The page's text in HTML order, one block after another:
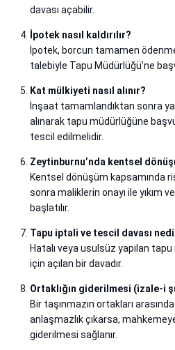
davası açabilir.
İpotek nasıl kaldırılır?
İpotek, borcun tamamen
talebiyle Tapu Müdürlüğü’ne
Kat mülkiyeti nasıl alınır?
İnşaat tamamlandıktan sonra
alınarak tapu müdürlüğüne
tescil edilmelidir.
Zeytinburnu’nda kentsel
Kentsel dönüşüm kapsamında
sonra maliklerin onayı ile yıkım
başlatılır.
Tapu iptali ve tescil davası
Hatalı veya usulsüz yapılan
için açılan bir davadır.
Ortaklığın giderilmesi (izale-i
Bir taşınmazın ortakları
anlaşmazlık çıkarsa,
giderilmesi sağlanır.